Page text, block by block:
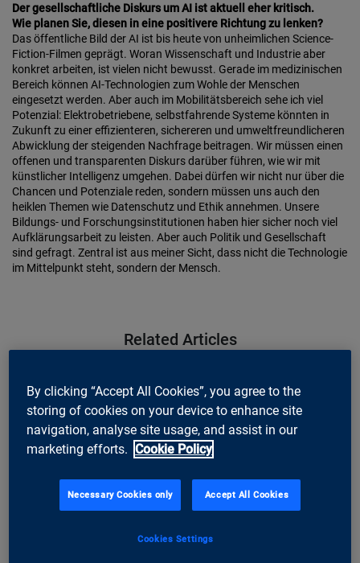
Der gesellschaftliche Diskurs um AI ist aktuell eher kritisch.
Wie planen Sie, diesen in eine positivere Richtung zu lenken?
Das öffentliche Bild der AI ist bis heute von unheimlichen Science-
Fiction-Filmen geprägt. Woran Wissenschaft und Industrie aber
konkret arbeiten, ist vielen nicht bewusst. Gerade im medizinischen
Bereich können AI-Technologien zum Wohle der Menschen
eingesetzt werden. Aber auch im Mobilitätsbereich sehe ich viel
Potenzial: Elektrobetriebene, selbstfahrende Systeme könnten in
Zukunft zu einer effizienteren, sichereren und umweltfreundlicheren
Abwicklung der steigenden Nachfrage beitragen. Wir müssen einen
offenen und transparenten Diskurs darüber führen, wie wir mit
künstlicher Intelligenz umgehen. Dabei dürfen wir nicht nur über die
Chancen und Potenziale reden, sondern müssen uns auch den
heiklen Themen wie Datenschutz und Ethik annehmen. Unsere
Bildungs- und Forschungsinstitutionen haben hier sicher noch viel
Aufklärungsarbeit zu leisten. Aber auch Politik und Gesellschaft
sind gefragt. Zentral ist aus meiner Sicht, dass nicht die Technologie
im Mittelpunkt steht, sondern der Mensch.
Related Articles
By clicking “Accept All Cookies”, you agree to the
storing of cookies on your device to enhance site
navigation, analyse site usage, and assist in our
marketing efforts. Cookie Policy
Necessary Cookies only Accept All Cookies
Cookies Settings